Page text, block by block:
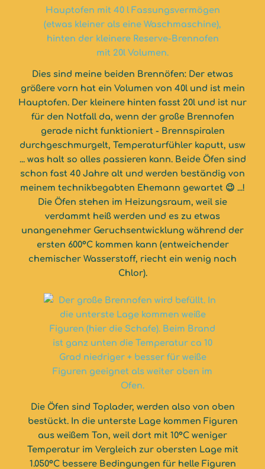
Dies sind meine beiden Brennöfen: Der etwas
größere vorn hat ein Volumen von 40l und ist mein
Hauptofen. Der kleinere hinten fasst 20l und ist nur
für den Notfall da, wenn der große Brennofen
gerade nicht funktioniert - Brennspiralen
durchgeschmurgelt, Temperaturfühler kaputt, usw
... was halt so alles passieren kann. Beide Öfen sind
schon fast 40 Jahre alt und werden beständig von
meinem technikbegabten Ehemann gewartet 😉 ...!
Die Öfen stehen im Heizungsraum, weil sie
verdammt heiß werden und es zu etwas
unangenehmer Geruchsentwicklung während der
ersten 600°C kommen kann (entweichender
chemischer Wasserstoff, riecht ein wenig nach
Chlor).
Die Öfen sind Toplader, werden also von oben
bestückt. In die unterste Lage kommen Figuren
aus weißem Ton, weil dort mit 10°C weniger
Temperatur im Vergleich zur obersten Lage mit
1.050°C bessere Bedingungen für helle Figuren